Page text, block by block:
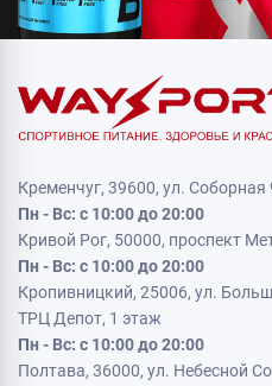
Кременчуг, 39600, ул. Соборная
Пн - Вс: с 10:00 до 20:00
Кривой Рог, 50000, проспект
Пн - Вс: с 10:00 до 20:00
Кропивницкий, 25006, ул.
ТРЦ Депот, 1 этаж
Пн - Вс: с 10:00 до 20:00
Полтава, 36000, ул. Небесной